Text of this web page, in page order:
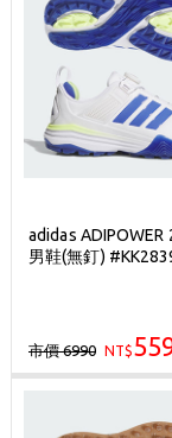
7月
歡迎體
adidas ADIPOWER
男鞋(無釘)
市價 6990 NT$